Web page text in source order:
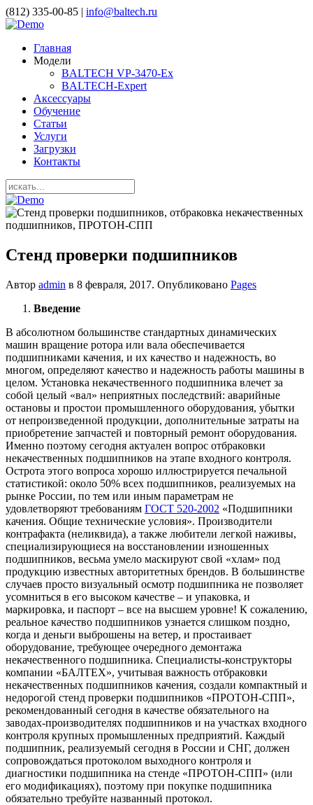
(812) 335-00-85 | info@baltech.ru
Главная
Модели
BALTECH VP-3470-Ex
BALTECH-Expert
Аксессуары
Обучение
Статьи
Услуги
Загрузки
Контакты
Стенд проверки подшипников
Автор admin в 8 февраля, 2017. Опубликовано Pages
Введение
В абсолютном большинстве стандартных динамических
машин вращение ротора или вала обеспечивается
подшипниками качения, и их качество и надежность, во
многом, определяют качество и надежность работы машины в
целом. Установка некачественного подшипника влечет за
собой целый «вал» неприятных последствий: аварийные
остановы и простои промышленного оборудования, убытки
от непроизведенной продукции, дополнительные затраты на
приобретение запчастей и повторный ремонт оборудования.
Именно поэтому сегодня актуален вопрос отбраковки
некачественных подшипников на этапе входного контроля.
Острота этого вопроса хорошо иллюстрируется печальной
статистикой: около 50% всех подшипников, реализуемых на
рынке России, по тем или иным параметрам не
удовлетворяют требованиям ГОСТ 520-2002 «Подшипники
качения. Общие технические условия». Производители
контрафакта (неликвида), а также любители легкой наживы,
специализирующиеся на восстановлении изношенных
подшипников, весьма умело маскируют свой «хлам» под
продукцию известных авторитетных брендов. В большинстве
случаев просто визуальный осмотр подшипника не позволяет
усомниться в его высоком качестве – и упаковка, и
маркировка, и паспорт – все на высшем уровне! К сожалению,
реальное качество подшипников узнается слишком поздно,
когда и деньги выброшены на ветер, и простаивает
оборудование, требующее очередного демонтажа
некачественного подшипника. Специалисты-конструкторы
компании «БАЛТЕХ», учитывая важность отбраковки
некачественных подшипников качения, создали компактный и
недорогой стенд проверки подшипников «ПРОТОН-СПП»,
рекомендованный сегодня в качестве обязательного на
заводах-производителях подшипников и на участках входного
контроля крупных промышленных предприятий. Каждый
подшипник, реализуемый сегодня в России и СНГ, должен
сопровождаться протоколом выходного контроля и
диагностики подшипника на стенде «ПРОТОН-СПП» (или
его модификациях), поэтому при покупке подшипника
обязательно требуйте названный протокол.